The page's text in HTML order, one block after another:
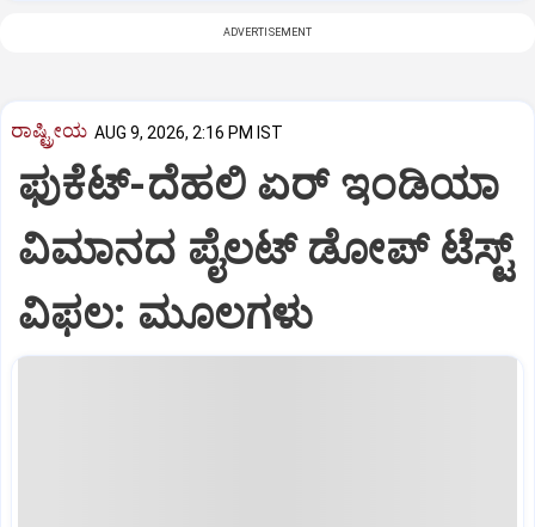
ADVERTISEMENT
ರಾಷ್ಟ್ರೀಯ AUG 9, 2026, 2:16 PM IST
ಫುಕೆಟ್‌-ದೆಹಲಿ ಏರ್‌ ಇಂಡಿಯಾ
ವಿಮಾನದ ಪೈಲಟ್‌ ಡೋಪ್‌ ಟೆಸ್ಟ್‌
ವಿಫಲ: ಮೂಲಗಳು